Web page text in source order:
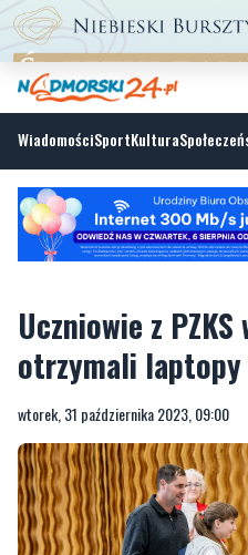
WiadomościSportKultura
Uczniowie z
wtorek, 31 października 2023, 09:00